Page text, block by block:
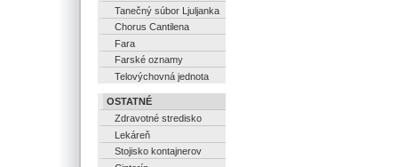
Tanečný súbor Ljuljanka
Chorus Cantilena
Fara
Farské oznamy
Telovýchovná jednota
OSTATNÉ
Zdravotné stredisko
Lekáreň
Stojisko kontajnerov